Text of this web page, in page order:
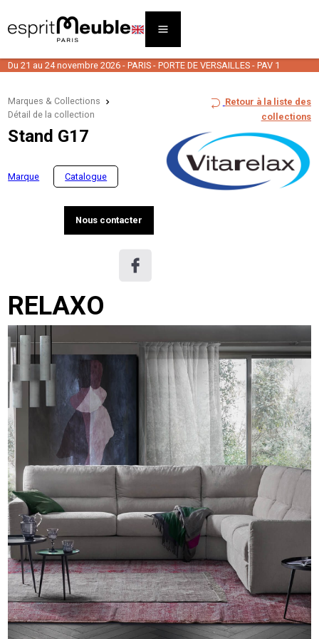
Du 21 au 24 novembre 2026 - PARIS - PORTE DE VERSAILLES - PAV 1
Marques & Collections
Détail de la collection
Retour à la liste des
collections
Stand G17
Marque Catalogue
Nous contacter
RELAXO